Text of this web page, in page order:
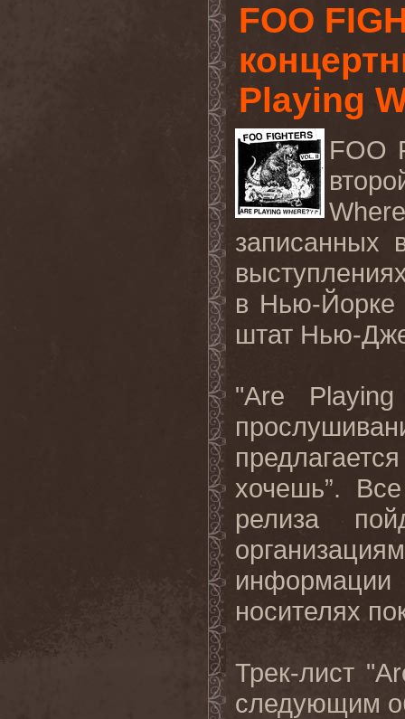
FOO
Playing
FOO
Where
записанных
в Нью-Йорке
штат Нью-
"Are
хочешь”.
релиза
носителях
Трек-лист "
следующим